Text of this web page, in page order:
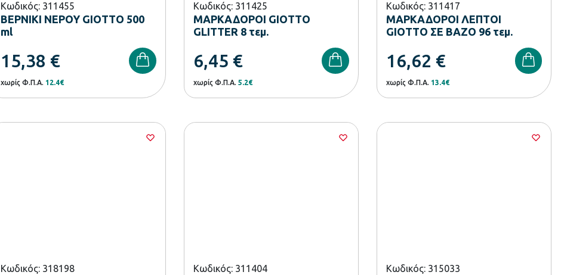
Κωδικός: 311455
ΒΕΡΝΙΚΙ ΝΕΡΟΥ GIOTTO 500
ml
15,38 €
χωρίς Φ.Π.Α. 12.4€
Κωδικός: 311425
ΜΑΡΚΑΔΟΡΟΙ GIOTTO
GLITTER 8 τεμ.
6,45 €
χωρίς Φ.Π.Α. 5.2€
Κωδικός: 311417
ΜΑΡΚΑΔΟΡΟΙ ΛΕΠΤΟΙ
GIOTTO ΣΕ ΒΑΖΟ 96 τεμ.
16,62 €
χωρίς Φ.Π.Α. 13.4€
Κωδικός: 318198 Κωδικός: 311404 Κωδικός: 315033